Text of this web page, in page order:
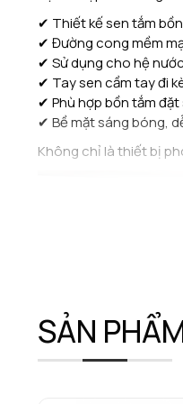
✔ Thiết kế sen tắm
✔ Đường cong mềm
✔ Sử dụng cho hệ
✔ Tay sen cầm tay đi
✔ Phù hợp bồn tắm
✔ Bề mặt sáng bóng,
Không chỉ là thiết bị
SẢN